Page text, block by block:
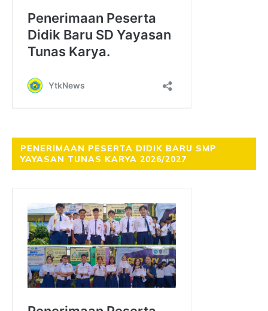
PENERIMAAN PESERTA DIDIK BARU SMP
YAYASAN TUNAS KARYA 2026/2027